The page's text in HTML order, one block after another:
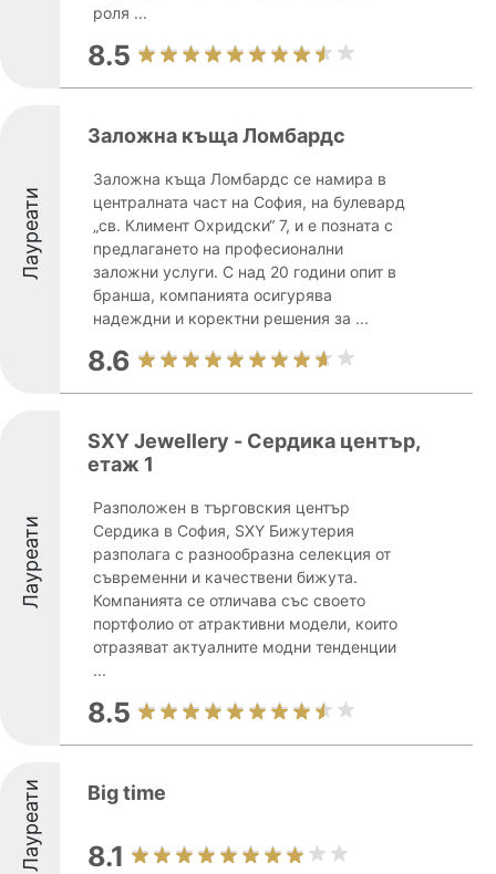
роля ...
8.5
Лауреати
Заложна къща Ломбардс
Заложна къща Ломбардс се намира в
централната част на София, на булевард
„св. Климент Охридски“ 7, и е позната с
предлагането на професионални
заложни услуги. С над 20 години опит в
бранша, компанията осигурява
надеждни и коректни решения за ...
8.6
Лауреати
SXY Jewellery - Сердика център,
етаж 1
Разположен в търговския център
Сердика в София, SXY Бижутерия
разполага с разнообразна селекция от
съвременни и качествени бижута.
Компанията се отличава със своето
портфолио от атрактивни модели, които
отразяват актуалните модни тенденции
...
8.5
Лауреати Big time
8.1